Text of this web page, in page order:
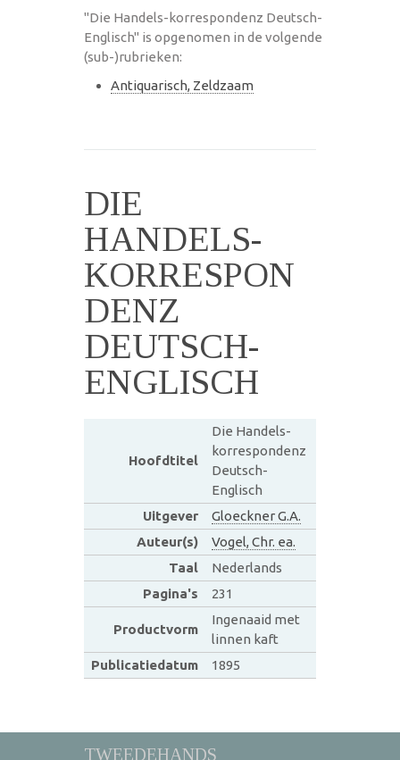
"Die Handels-korrespondenz Deutsch-
Englisch" is opgenomen in de volgende
(sub-)rubrieken:
Antiquarisch, Zeldzaam
DIE
HANDELS-
KORRESPON
DENZ
DEUTSCH-
ENGLISCH
Hoofdtitel
Die Handels-
korrespondenz
Deutsch-
Englisch
Uitgever
Gloeckner G.A.
Auteur(s)
Vogel, Chr. ea.
Taal
Nederlands
Pagina's
231
Productvorm
Ingenaaid met
linnen kaft
Publicatiedatum
1895
TWEEDEHANDS